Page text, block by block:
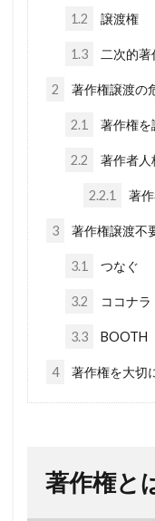
1.2 譲渡権
1.3 二次的
2 著作権譲渡の
2.1 著作権を
2.2 著作者人
2.2.1 著
3 著作権譲渡不
3.1 つなぐ
3.2 ココナラ
3.3 BOOTH
4 著作権を大切
著作権と